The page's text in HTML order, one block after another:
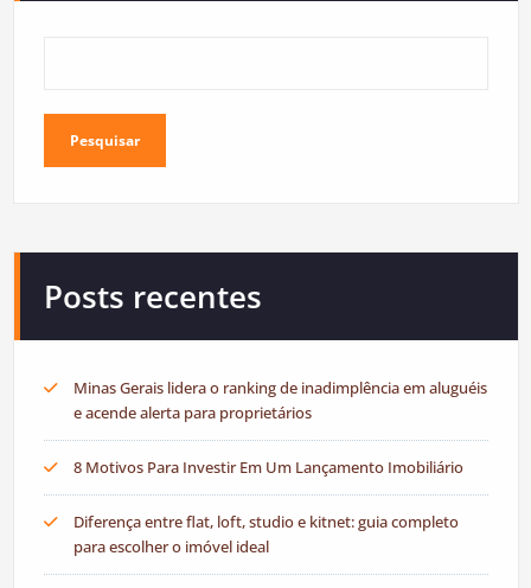
Pesquisar
Posts recentes
Minas Gerais lidera o ranking de inadimplência em aluguéis
e acende alerta para proprietários
8 Motivos Para Investir Em Um Lançamento Imobiliário
Diferença entre flat, loft, studio e kitnet: guia completo
para escolher o imóvel ideal